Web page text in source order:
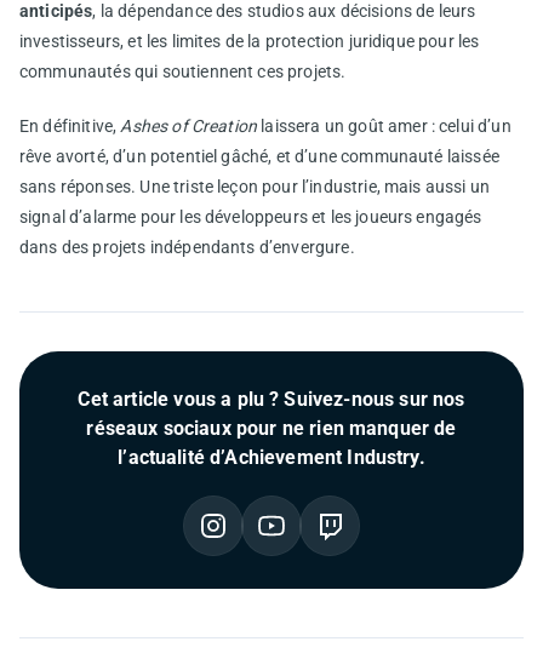
anticipés, la dépendance des studios aux décisions de leurs
investisseurs, et les limites de la protection juridique pour les
communautés qui soutiennent ces projets.
En définitive,Ashes of Creation laissera un goût amer : celui d’un
rêve avorté, d’un potentiel gâché, et d’une communauté laissée
sans réponses. Une triste leçon pour l’industrie, mais aussi un
signal d’alarme pour les développeurs et les joueurs engagés
dans des projets indépendants d’envergure.
Cet article vous a plu ? Suivez-nous sur nos
réseaux sociaux pour ne rien manquer de
l’actualité d’Achievement Industry.
InstagramYouTubeTwitch